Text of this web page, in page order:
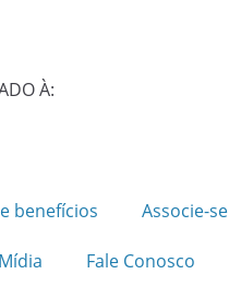
À:
benefícios Associe-se
Mídia Fale Conosco